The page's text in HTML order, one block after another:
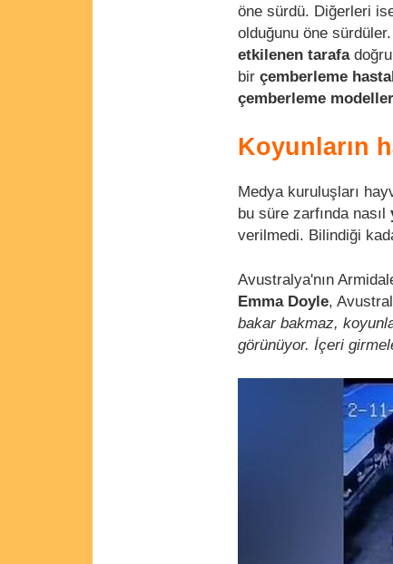
öne sürdü. Diğerleri
olduğunu öne
etkilenen tarafadoğru
bir çemberleme
çemberleme
Koyunların
Medya kuruluşları
bu süre zarfında nasıl
verilmedi. Bilindiği
Avustralya'nın
Emma Doyle,
bakar bakmaz,
görünüyor. İçeri